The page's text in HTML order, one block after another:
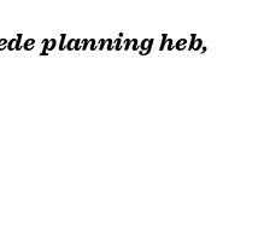
planning heb,